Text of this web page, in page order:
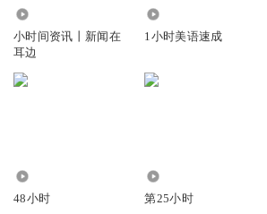
小时间资讯丨新闻在
耳边
1小时美语速成
48小时 第25小时